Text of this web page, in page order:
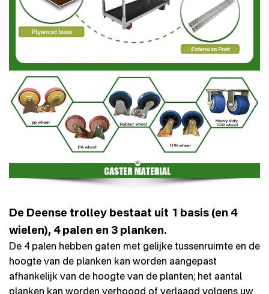
De Deense trolley bestaat uit 1 basis (en 4
wielen), 4 palen en 3 planken.
De 4 palen hebben gaten met gelijke tussenruimte en de
hoogte van de planken kan worden aangepast
afhankelijk van de hoogte van de planten; het aantal
planken kan worden verhoogd of verlaagd volgens uw